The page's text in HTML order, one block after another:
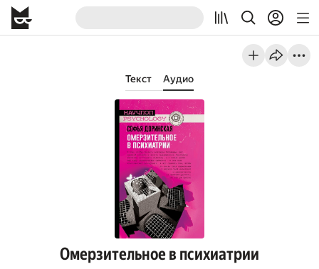
Текст Аудио
Омерзительное в психиатрии